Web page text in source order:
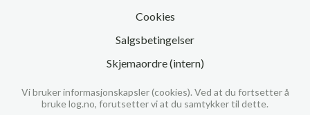
Cookies
Salgsbetingelser
Skjemaordre (intern)
Vi bruker informasjonskapsler (cookies). Ved at du fortsetter å
bruke log.no, forutsetter vi at du samtykker til dette.